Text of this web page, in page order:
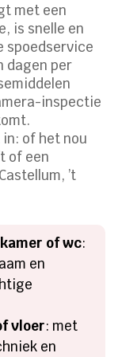
met een
is snelle en
spoedservice
dagen per
inspectie
of het nou
of een
’t
of wc:
en
vloer: met
en